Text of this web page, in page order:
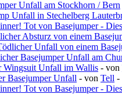
Unfall am Stockhorn / Bern
Unfall in Stechelberg
Tot von Basejumper -
Absturz von einem
Unfall von einem
Basejumper Unfall am
Wingsuit Unfall im Wallis - von
Basejumper Unfall - von Tell -
Tot von Basejumper -